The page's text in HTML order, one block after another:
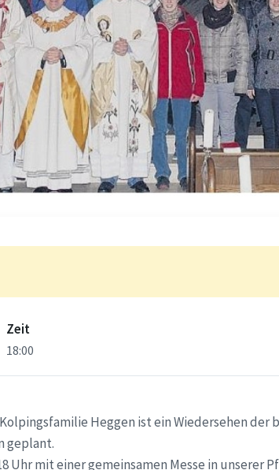
Zeit
18:00
Heggen ist ein Wiedersehen der
geplant.
Uhr mit einer gemeinsamen Messe in unserer